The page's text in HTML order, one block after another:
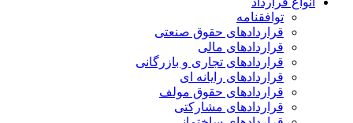
توافقنامه
قراردادهای حقوق صنعتی
قراردادهای مالی
قراردادهای تجاری و بازرگانی
قراردادهای رایانه ای
قراردادهای حقوق مولف
قراردادهای مشارکتی